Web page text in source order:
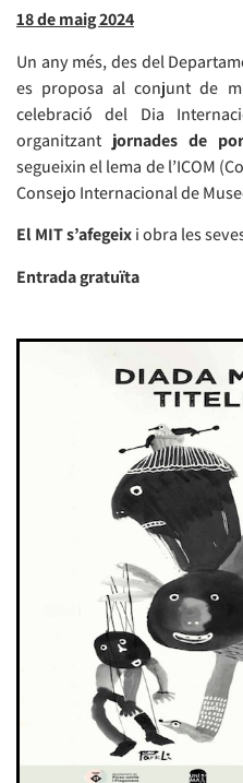
18 de maig 2024
Un any més, des del
es proposa al conjunt de
celebració del Dia
organitzant jornades de
segueixin el lema de l’ICOM
Consejo Internacional de
El MIT s’afegeixi obra les
Entrada gratuïta